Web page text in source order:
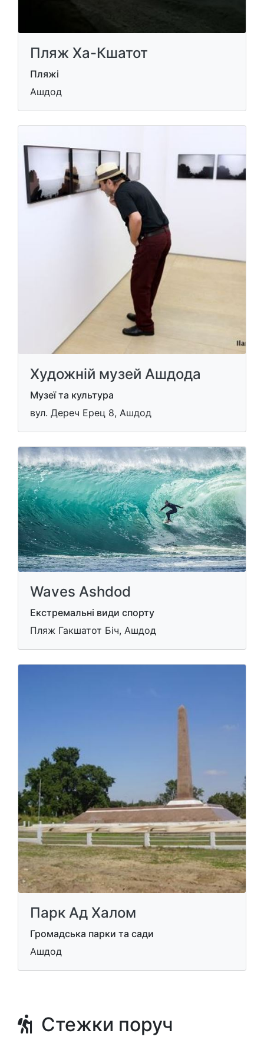
Пляж Ха-Кшатот
Пляжі
Ашдод
Художній музей Ашдода
Музеї та культура
вул. Дереч Ерец 8, Ашдод
Waves Ashdod
Екстремальні види спорту
Пляж Гакшатот Біч, Ашдод
Парк Ад Халом
Громадська парки та сади
Ашдод
Стежки поруч